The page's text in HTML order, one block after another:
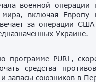
военной операции
мира, включая
за операции США
Украине.
программе PURL,
средства
запасы союзников в